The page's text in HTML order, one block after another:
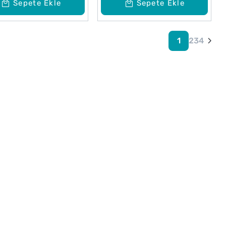
Sepete Ekle Sepete Ekle
1 234